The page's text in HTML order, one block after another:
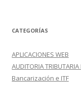
CATEGORÍAS
APLICACIONES WEB
AUDITORIA TRIBUTARIA
Bancarización e ITF